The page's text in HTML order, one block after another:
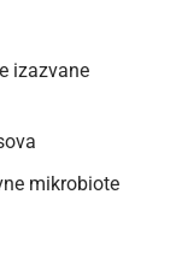
izazvane
mikrobiote